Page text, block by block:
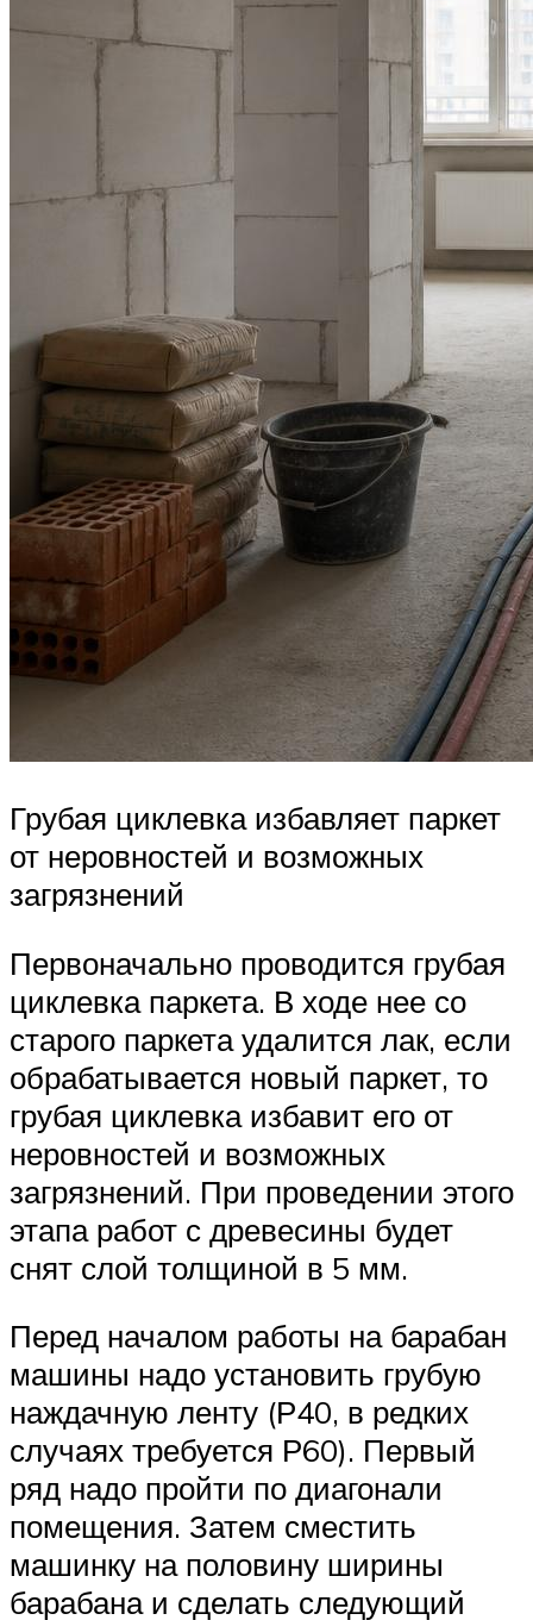
Грубая циклевка избавляет паркет
от неровностей и возможных
загрязнений
Первоначально проводится грубая
циклевка паркета. В ходе нее со
старого паркета удалится лак, если
обрабатывается новый паркет, то
грубая циклевка избавит его от
неровностей и возможных
загрязнений. При проведении этого
этапа работ с древесины будет
снят слой толщиной в 5 мм.
Перед началом работы на барабан
машины надо установить грубую
наждачную ленту (Р40, в редких
случаях требуется Р60). Первый
ряд надо пройти по диагонали
помещения. Затем сместить
машинку на половину ширины
барабана и сделать следующий